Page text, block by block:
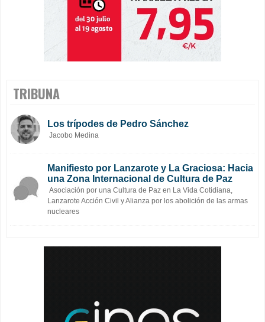
TRIBUNA
Los trípodes de Pedro Sánchez
Jacobo Medina
Manifiesto por Lanzarote y La Graciosa: Hacia
una Zona Internacional de Cultura de Paz
Asociación por una Cultura de Paz en La Vida Cotidiana,
Lanzarote Acción Civil y Alianza por los abolición de las armas
nucleares